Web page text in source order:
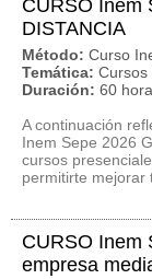
CURSO Inem
DISTANCIA
Método: Curso
Temática: Cursos
Duración: 60
A continuación
Inem Sepe 2026
cursos
permitirte mejorar
CURSO Inem
empresa